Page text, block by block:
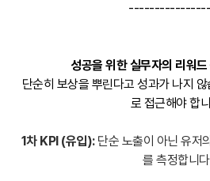
성공을 위한 실무자의 리워
단순히 보상을 뿌린다고 성과가 나지
로 접근해야 합
1차 KPI (유입):단순 노출이 아닌 유
를 측정합니